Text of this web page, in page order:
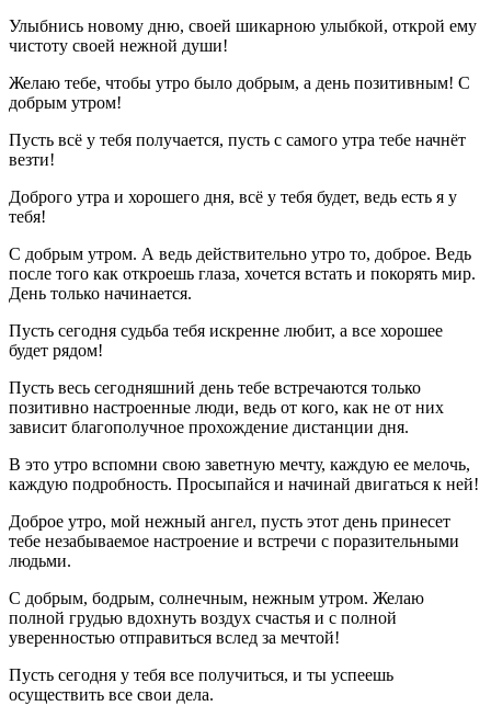
Улыбнись новому дню, своей шикарною улыбкой, открой ему
чистоту своей нежной души!
Желаю тебе, чтобы утро было добрым, а день позитивным! С
добрым утром!
Пусть всё у тебя получается, пусть с самого утра тебе начнёт
везти!
Доброго утра и хорошего дня, всё у тебя будет, ведь есть я у
тебя!
С добрым утром. А ведь действительно утро то, доброе. Ведь
после того как откроешь глаза, хочется встать и покорять мир.
День только начинается.
Пусть сегодня судьба тебя искренне любит, а все хорошее
будет рядом!
Пусть весь сегодняшний день тебе встречаются только
позитивно настроенные люди, ведь от кого, как не от них
зависит благополучное прохождение дистанции дня.
В это утро вспомни свою заветную мечту, каждую ее мелочь,
каждую подробность. Просыпайся и начинай двигаться к ней!
Доброе утро, мой нежный ангел, пусть этот день принесет
тебе незабываемое настроение и встречи с поразительными
людьми.
С добрым, бодрым, солнечным, нежным утром. Желаю
полной грудью вдохнуть воздух счастья и с полной
уверенностью отправиться вслед за мечтой!
Пусть сегодня у тебя все получиться, и ты успеешь
осуществить все свои дела.